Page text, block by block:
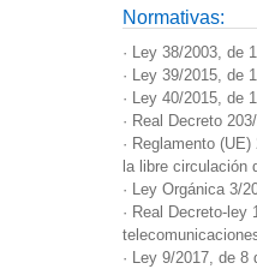
Normativas:
·
Ley 38/2003, de
· Ley 39/2015, de
· Ley 40/2015, de
· Real Decreto
· Reglamento
la libre circulación
· Ley Orgánica 3/
· Real Decreto-
·
Ley 9/2017, de